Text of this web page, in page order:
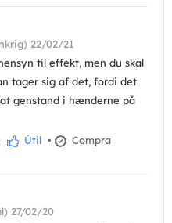
22/02/21
til effekt, men du skal
tager sig af det, fordi det
genstand i hænderne på
Útil •
Compra
27/02/20